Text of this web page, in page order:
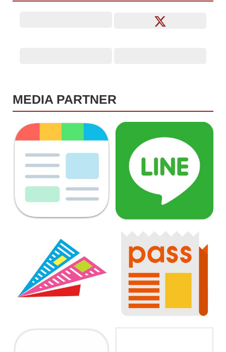
MEDIA PARTNER